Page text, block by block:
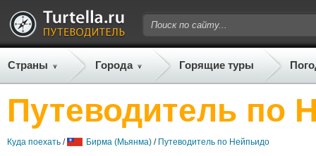
Страны Города Горящие туры
Путеводитель по
Куда поехать / Бирма (Мьянма) / Путеводитель по Нейпьидо